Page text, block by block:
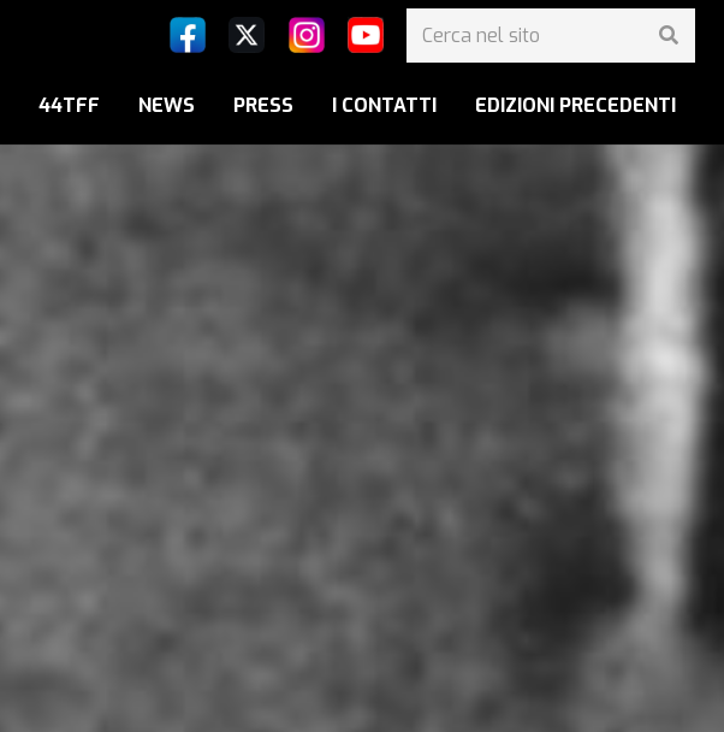
44TFF NEWS PRESS I CONTATTI EDIZIONI PRECEDENTI